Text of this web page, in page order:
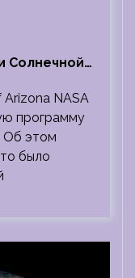
Солнечной
NASA
программу
Об этом
было